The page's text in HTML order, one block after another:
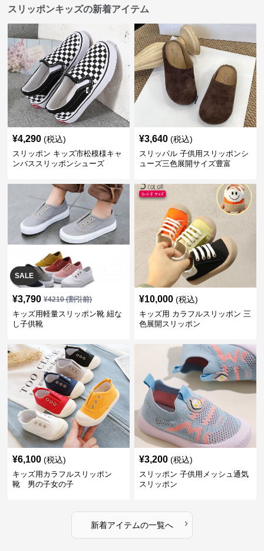
スリッポンキッズの新着アイテム
¥4,290 (税込)
スリッポン キッズ市松模様キャ
ンバススリッポンシューズ
¥3,640 (税込)
スリッパル 子供用スリッポンシ
ューズ三色展開サイズ豊富
SALE
¥3,790 ¥4210(割引前)
キッズ用軽量スリッポン靴 紐な
し子供靴
¥10,000 (税込)
キッズ用 カラフルスリッポン 三
色展開スリッポン
¥6,100 (税込)
キッズ用カラフルスリッポン
靴 男の子女の子
¥3,200 (税込)
スリッポン 子供用メッシュ通気
スリッポン
新着アイテムの一覧へ ›